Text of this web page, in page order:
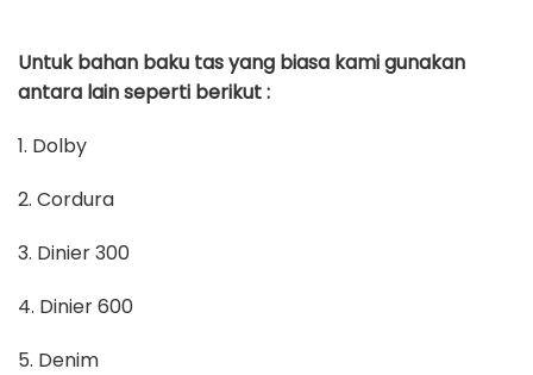
Untuk bahan baku tas yang biasa kami gunakan
antara lain seperti berikut :
1. Dolby
2. Cordura
3. Dinier 300
4. Dinier 600
5. Denim